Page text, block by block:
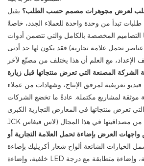
لعرض مجوهرات مصمم حسب الطلب؟ يقبل
طلبات تبدأ من وحدة واحدة للعملاء الجدد، خاصةً
التصاميم المخصصة بالكامل والتي تتضمن أدوات
تحمل علامة تجارية) فقد يكون لها حد أدنى
الشركة المصنعة التي تعرض منتجاتها قبل زيارة
تعريفية لمرفق الإنتاج، وشهادات من عملاء
موثقة لمشاريع مكتملة. عادةً ما تخضع الشركات
تعرض منتجاتها في المعارض التجارية الكبرى (مثل معرض
العرض بإضاءة تحمل العلامة التجارية أو
الخيارات الشائعة ألواح شعار أكريليك بإضاءة
خلفية، وإضاءة LED جانبية للعلامة التجارية، وإضاءة متطابقة مع درجة